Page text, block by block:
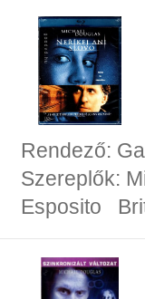
Rendező:
Szereplők:
Esposito